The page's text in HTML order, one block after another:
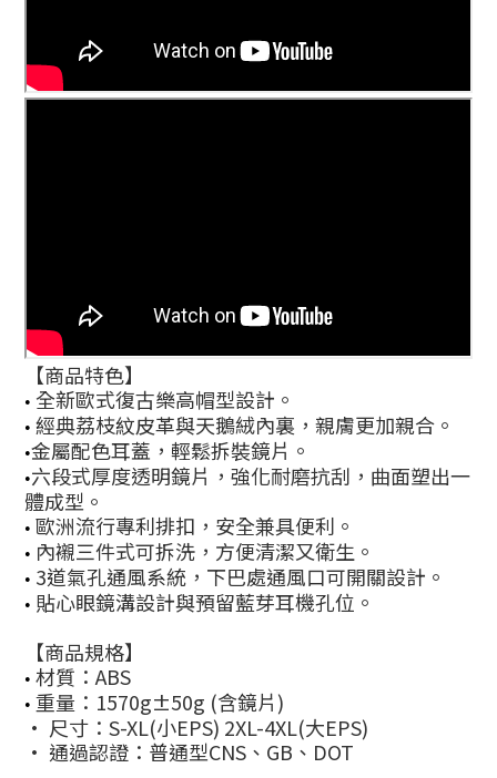
【商品特色】
• 全新歐式復古樂高帽型設計。
• 經典荔枝紋皮革與天鵝絨內裏，親膚更加親合。
•金屬配色耳蓋，輕鬆拆裝鏡片。
•六段式厚度透明鏡片，強化耐磨抗刮，曲面塑出一
體成型。
• 歐洲流行專利排扣，安全兼具便利。
• 內襯三件式可拆洗，方便清潔又衛生。
• 3道氣孔通風系統，下巴處通風口可開關設計。
• 貼心眼鏡溝設計與預留藍芽耳機孔位。
【商品規格】
• 材質：ABS
• 重量：1570g±50g (含鏡片)
• 尺寸：S-XL(小EPS) 2XL-4XL(大EPS)
• 通過認證：普通型CNS、GB、DOT